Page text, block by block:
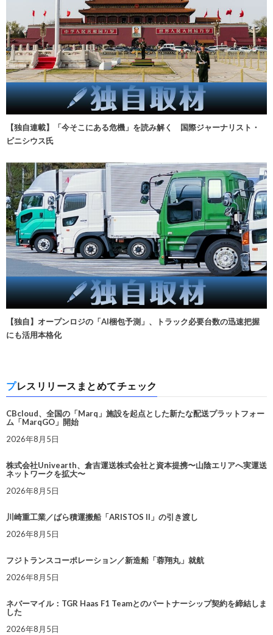
【独自連載】「今そこにある危機」を読み解く 国際ジャーナリスト・
ビニシウス氏
【独自】オープンロジの「AI梱包予測」、トラック必要台数の迅速把握
にも活用本格化
プレスリリースまとめてチェック
CBcloud、全国の「Marq」施設を起点とした新たな配送プラットフォー
ム「MarqGO」開始
2026年8月5日
株式会社Univearth、倉吉運送株式会社と資本提携〜山陰エリアへ実運送
ネットワークを拡大〜
2026年8月5日
川崎重工業／ばら積運搬船「ARISTOS II」の引き渡し
2026年8月5日
フジトランスコーポレーション／新造船「蓉翔丸」就航
2026年8月5日
ネバーマイル：TGR Haas F1 Teamとのパートナーシップ契約を締結しま
した
2026年8月5日